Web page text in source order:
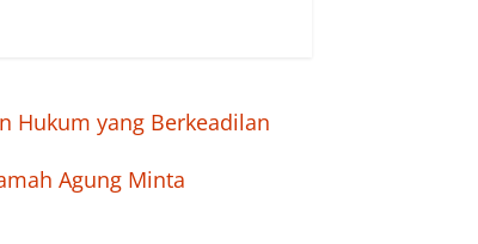
Hukum yang Berkeadilan
Agung Minta